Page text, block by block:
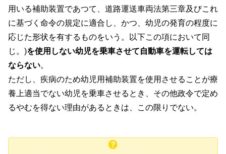
用いる補助装置であつて、道路運送車両法第三章及びこれ
に基づく命令の規定に適合し、かつ、幼児の発育の程度に
応じた形状を有するものをいう。以下この項において同
じ。)を使用しない幼児を乗車させて自動車を運転しては
ならない。
ただし、疾病のため幼児用補助装置を使用させることが療
養上適当でない幼児を乗車させるとき、その他政令で定め
るやむを得ない理由があるときは、この限りでない。